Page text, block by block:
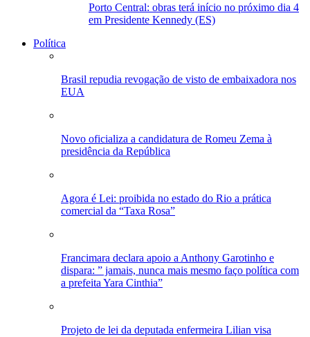
Porto Central: obras terá início no próximo dia 4
em Presidente Kennedy (ES)
Política
Brasil repudia revogação de visto de embaixadora nos
EUA
Novo oficializa a candidatura de Romeu Zema à
presidência da República
Agora é Lei: proibida no estado do Rio a prática
comercial da “Taxa Rosa”
Francimara declara apoio a Anthony Garotinho e
dispara: ” jamais, nunca mais mesmo faço política com
a prefeita Yara Cinthia”
Projeto de lei da deputada enfermeira Lilian visa